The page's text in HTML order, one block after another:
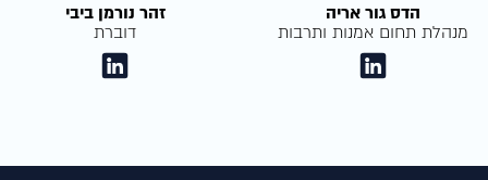
הדס גור אריה
מנהלת תחום אמנות ותרבות
זהר נורמן ביבי
דוברת